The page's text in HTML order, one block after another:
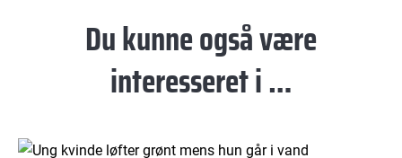
Du kunne også være
interesseret i …
© Jakob Dall